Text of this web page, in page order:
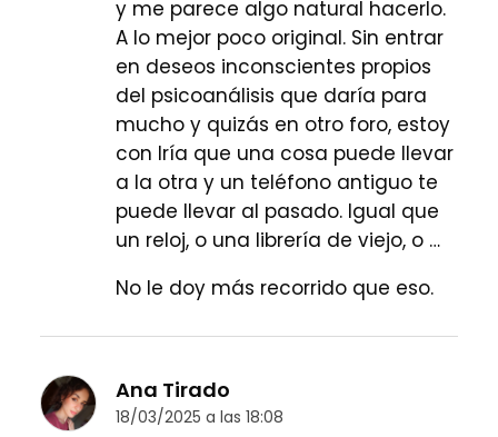
y me parece algo natural hacerlo.
A lo mejor poco original. Sin entrar
en deseos inconscientes propios
del psicoanálisis que daría para
mucho y quizás en otro foro, estoy
con Iría que una cosa puede llevar
a la otra y un teléfono antiguo te
puede llevar al pasado. Igual que
un reloj, o una librería de viejo, o …
No le doy más recorrido que eso.
Ana Tirado
18/03/2025 a las 18:08